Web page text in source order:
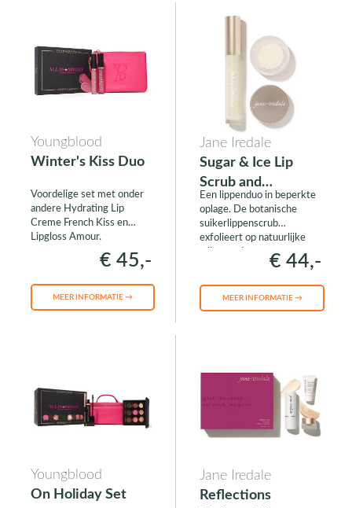
Youngblood
Winter's Kiss Duo
Voordelige set met onder
andere Hydrating Lip
Creme French Kiss en
Lipgloss Amour.
€ 45,-
MEER INFORMATIE →
Jane Iredale
Sugar & Ice Lip
Scrub and
Hydrating Gloss
Duo
Een lippenduo in beperkte
oplage. De botanische
suikerlippenscrub
exfolieert op natuurlijke
ultrahydraterende
Lip Gloss in de glanzende
kleur Icicle herstelt en
€ 44,-
MEER INFORMATIE →
Youngblood
On Holiday Set
Jane Iredale
Reflections